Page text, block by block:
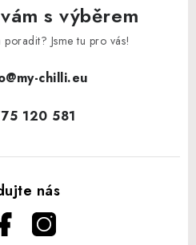
s výběrem
Jsme tu pro vás!
@my-chilli.eu
120 581